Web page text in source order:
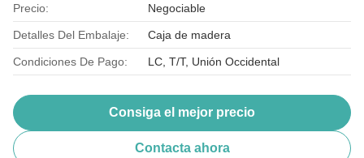
Precio: Negociable
Detalles Del Embalaje: Caja de madera
Condiciones De Pago: LC, T/T, Unión Occidental
Consiga el mejor precio
Contacta ahora